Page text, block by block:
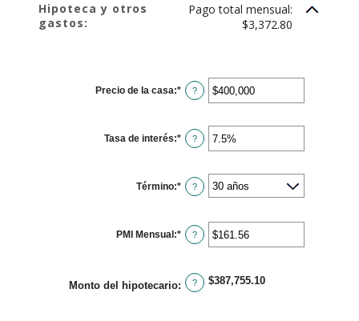
Hipoteca y otros
gastos:
Pago total mensual:
$3,372.80
Precio de la casa:* Ingresa
un
$0
y
$250,000,000
?
Tasa de interés:* Ingresa
un
0%
y
50%
?
Término:* ?
PMI Mensual:* Ingresa
un
$0.00
y
$5,000.00
?
Monto del hipotecario: ? $387,755.10